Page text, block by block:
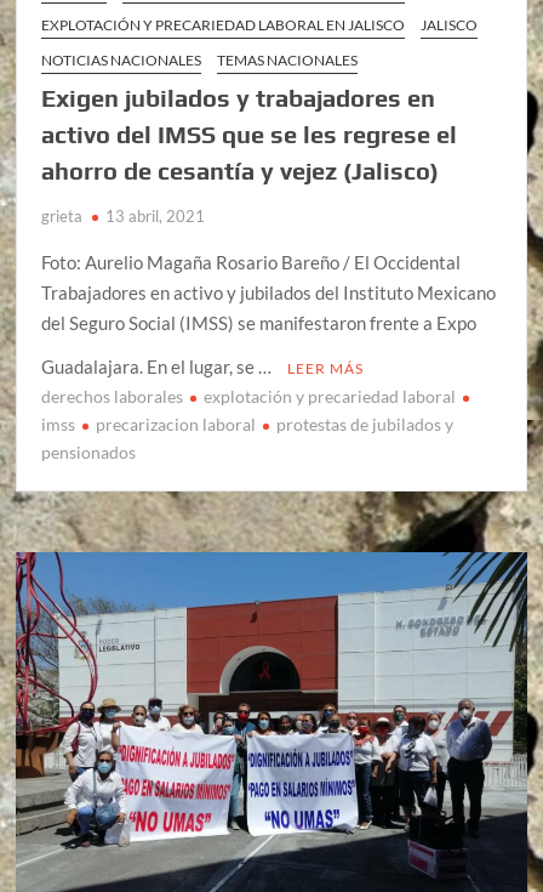
EXPLOTACIÓN Y PRECARIEDAD LABORAL EN JALISCO
JALISCO
NOTICIAS NACIONALES
TEMAS NACIONALES
Exigen jubilados y trabajadores en
activo del IMSS que se les regrese el
ahorro de cesantía y vejez (Jalisco)
grieta 13 abril, 2021
Foto: Aurelio Magaña Rosario Bareño / El Occidental
Trabajadores en activo y jubilados del Instituto Mexicano
del Seguro Social (IMSS) se manifestaron frente a Expo
Guadalajara. En el lugar, se …
LEER MÁS
derechos laborales
explotación y precariedad laboral
imss
precarizacion laboral
protestas de jubilados y
pensionados